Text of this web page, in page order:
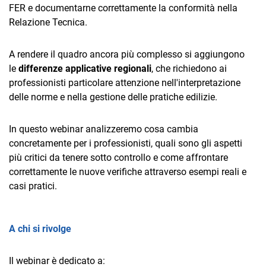
Trust Services
TeamSystem Store
FER e documentarne correttamente la conformità nella
Relazione Tecnica.
A rendere il quadro ancora più complesso si aggiungono
le differenze applicative regionali, che richiedono ai
professionisti particolare attenzione nell'interpretazione
delle norme e nella gestione delle pratiche edilizie.
In questo webinar analizzeremo cosa cambia
concretamente per i professionisti, quali sono gli aspetti
più critici da tenere sotto controllo e come affrontare
correttamente le nuove verifiche attraverso esempi reali e
casi pratici.
A chi si rivolge
Il webinar è dedicato a: